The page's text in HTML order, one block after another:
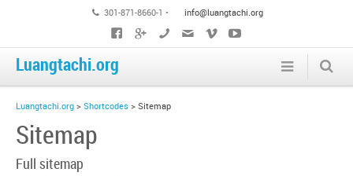
301-871-8660-1 • info@luangtachi.org
Luangtachi.org
Luangtachi.org > Shortcodes > Sitemap
Sitemap
Full sitemap